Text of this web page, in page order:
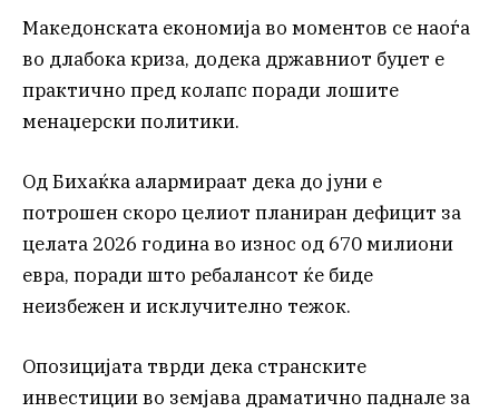
Македонската економија во моментов се наоѓа
во длабока криза, додека државниот буџет е
практично пред колапс поради лошите
менаџерски политики.
Од Бихаќка алармираат дека до јуни е
потрошен скоро целиот планиран дефицит за
целата 2026 година во износ од 670 милиони
евра, поради што ребалансот ќе биде
неизбежен и исклучително тежок.
Опозицијата тврди дека странските
инвестиции во земјава драматично паднале за